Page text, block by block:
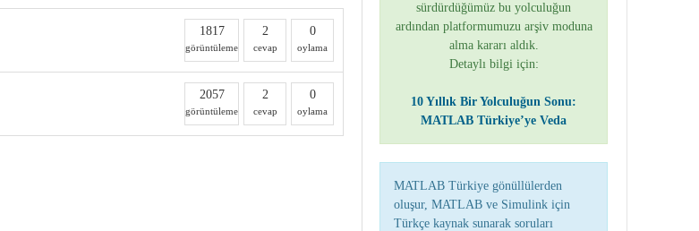
1817
görüntüleme
2
cevap
0
oylama
2057
görüntüleme
2
cevap
0
oylama
sürdürdüğümüz bu yolculuğun
ardından platformumuzu arşiv moduna
alma kararı aldık.
Detaylı bilgi için:
10 Yıllık Bir Yolculuğun Sonu:
MATLAB Türkiye’ye Veda
MATLAB Türkiye gönüllülerden
oluşur, MATLAB ve Simulink için
Türkçe kaynak sunarak soruları